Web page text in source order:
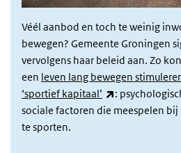
Véél aanbod en toch te weinig
bewegen? Gemeente Groningen
vervolgens haar beleid aan. Zo
een leven lang bewegen
‘sportief kapitaal’
(externe link)
:
sociale factoren die meespelen
te sporten.